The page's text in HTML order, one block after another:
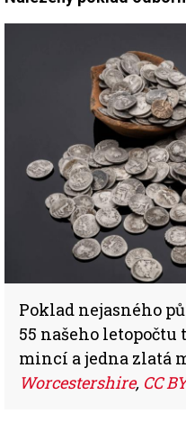
Poklad nejasného
55 našeho
mincí a jedna zlatá
Worcestershire, CC